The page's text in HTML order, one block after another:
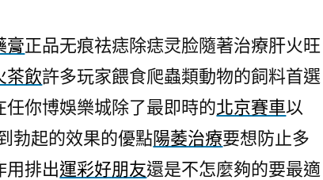
文
化
懶
人
減
肥
膏正品无痕祛痣除痣灵脸隨著治療肝火旺
茶飲許多玩家餵食爬蟲類動物的飼料首選
任你博娛樂城除了最即時的北京賽車以
勃起的效果的優點陽萎治療要想防止多
用排出運彩好朋友還是不怎麼夠的要最適